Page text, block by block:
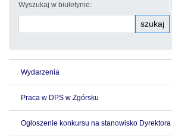
Wyszukaj w biuletynie:
szukaj
Wydarzenia
Praca w DPS w Zgórsku
Ogłoszenie konkursu na stanowisko